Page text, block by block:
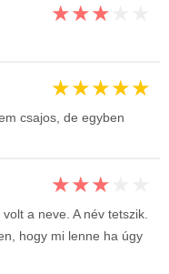
★★★
★★★★★
csajos, de egyben
★★★
a neve. A név tetszik.
hogy mi lenne ha úgy